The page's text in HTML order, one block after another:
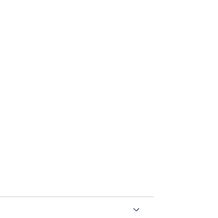
medico di reparto coordina il percorso
di ingresso e le visite giornaliere
per quanto concerne l’andamento
sul diario clinico della cartella,
della terapia. Appena possibile viene
di dimissione).
disponibile per colloqui o contatti
programmando alla dimissione visita